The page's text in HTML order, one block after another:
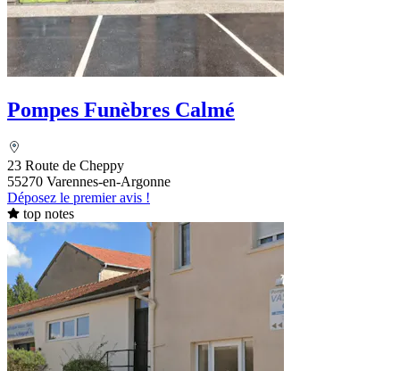
Pompes Funèbres Calmé
23 Route de Cheppy
55270 Varennes-en-Argonne
Déposez le premier avis !
top notes